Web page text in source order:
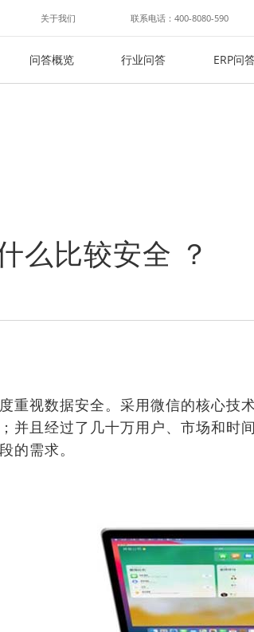
关于我们 联系电话：400-8080-590
问答概览 行业问答 ERP问
么比较安全 ？
重视数据安全。采用微信的核心技
并且经过了几十万用户、市场和时
的需求。